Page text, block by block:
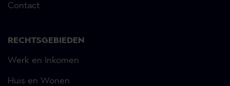
Contact
RECHTSGEBIEDEN
Werk en Inkomen
Huis en Wonen